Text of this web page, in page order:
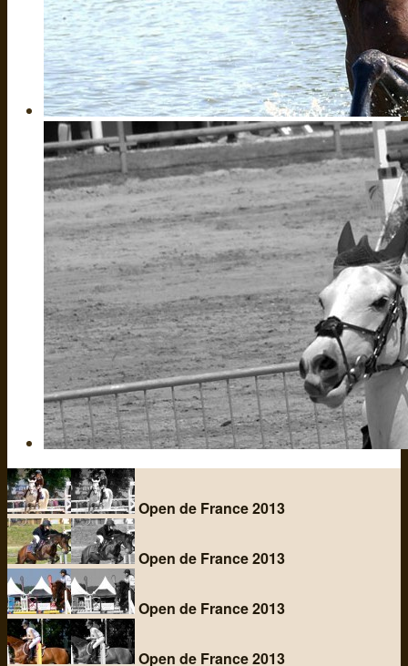
Open de France 2013
Open de France 2013
Open de France 2013
Open de France 2013